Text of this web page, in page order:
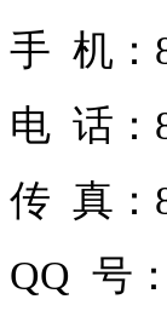
手 机：
电 话：
传 真：
QQ 号